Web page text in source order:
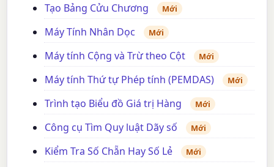
Tạo Bảng Cửu Chương Mới
Máy Tính Nhân Dọc Mới
Máy tính Cộng và Trừ theo Cột Mới
Máy tính Thứ tự Phép tính (PEMDAS) Mới
Trình tạo Biểu đồ Giá trị Hàng Mới
Công cụ Tìm Quy luật Dãy số Mới
Kiểm Tra Số Chẵn Hay Số Lẻ Mới